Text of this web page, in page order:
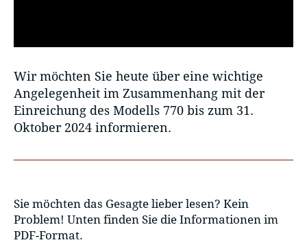
Wir möchten Sie heute über eine wichtige
Angelegenheit im Zusammenhang mit der
Einreichung des Modells 770 bis zum 31.
Oktober 2024 informieren.
Sie möchten das Gesagte lieber lesen? Kein
Problem! Unten finden Sie die Informationen im
PDF-Format.